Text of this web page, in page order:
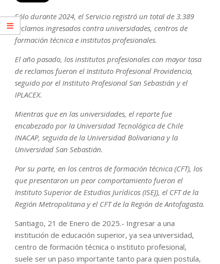
Sólo durante 2024, el Servicio registró un total de 3.389
reclamos ingresados contra universidades, centros de
formación técnica e institutos profesionales.
El año pasado, los institutos profesionales con mayor tasa
de reclamos fueron el Instituto Profesional Providencia,
seguido por el Instituto Profesional San Sebastián y el
IPLACEX.
Mientras que en las universidades, el reporte fue
encabezado por la Universidad Tecnológica de Chile
INACAP, seguida de la Universidad Bolivariana y la
Universidad San Sebastián.
Por su parte, en los centros de formación técnica (CFT), los
que presentaron un peor comportamiento fueron el
Instituto Superior de Estudios Jurídicos (ISEJ), el CFT de la
Región Metropolitana y el CFT de la Región de Antofagasta.
Santiago, 21 de Enero de 2025.- Ingresar a una
institución de educación superior, ya sea universidad,
centro de formación técnica o instituto profesional,
suele ser un paso importante tanto para quien postula,